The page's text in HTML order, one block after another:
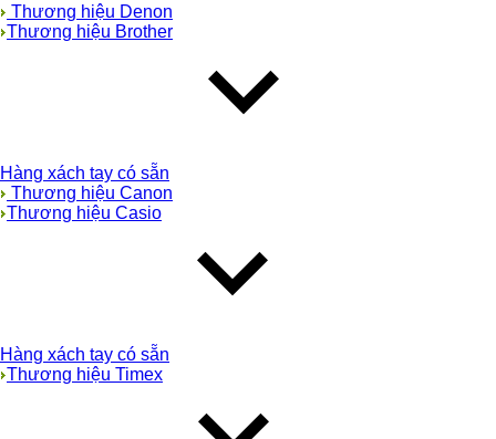
Thương hiệu Denon
Thương hiệu Brother
Hàng xách tay có sẵn
Thương hiệu Canon
Thương hiệu Casio
Hàng xách tay có sẵn
Thương hiệu Timex